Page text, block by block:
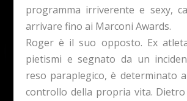
programma irriverente e sexy,
arrivare fino ai Marconi Awards.
Roger è il suo opposto. Ex
pietismi e segnato da un
reso paraplegico, è determinato
controllo della propria vita.